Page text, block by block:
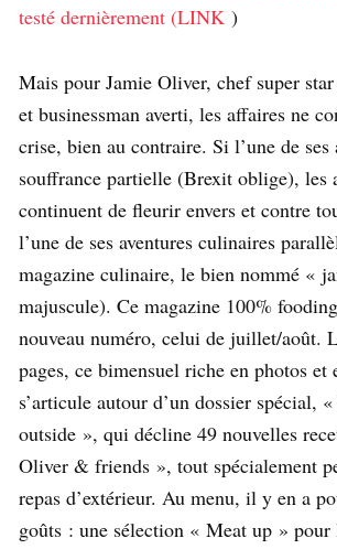
testé dernièrement (LINK )
Mais pour Jamie Oliver, chef super
et businessman averti, les affaires ne
crise, bien au contraire. Si l’une de
souffrance partielle (Brexit oblige), les
continuent de fleurir envers et contre
l’une de ses aventures culinaires
magazine culinaire, le bien nommé «
majuscule). Ce magazine 100%
nouveau numéro, celui de juillet/août.
pages, ce bimensuel riche en photos et
s’articule autour d’un dossier spécial,
outside », qui décline 49 nouvelles
Oliver & friends », tout spécialement
repas d’extérieur. Au menu, il y en a
goûts : une sélection « Meat up » pour